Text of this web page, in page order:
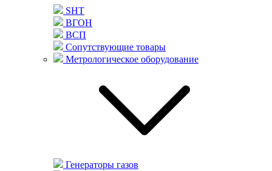
SHT
ВГОН
ВСП
Сопутствующие товары
Метрологическое оборудование
Генераторы газов